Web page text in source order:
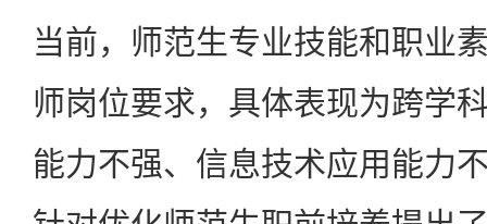
当前，师范生专业技能和职业
师岗位要求，具体表现为跨学
能力不强、信息技术应用能力